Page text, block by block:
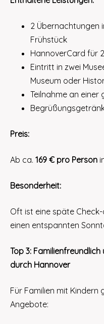
2 Übernachtungen
Frühstück
HannoverCard für
Eintritt in zwei
Museum oder
Teilnahme an
Preis:
Ab ca. 169 € pro Person
Besonderheit:
Oft ist eine späte
einen entspannten
Top 3:
durch Hannover
Für Familien mit
Angebote: